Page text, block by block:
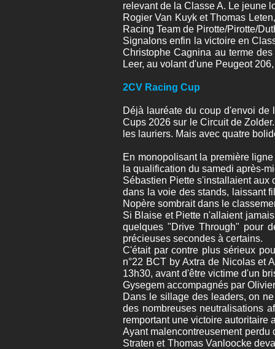
relevant de la Classe A. Le jeune
Rogier Van Kuyk et Thomas
Racing Team de Pirotte/Pirotte/
Signalons enfin la victoire en
Christophe Cagnina au terme
Leer, au volant d'une Peugeot
2CV Racing Cup
Déjà lauréate du coup d'envoi
Cups 2026 sur le Circuit de
les lauriers. Mais avec quatre
En monopolisant la première
la qualification du samedi après-
Sébastien Piette s'installaient aux
dans la voie des stands, laissant
Nopère sombrait dans le
Si Blaise et Piette n'allaient
quelques "Drive Through" pour
précieuses secondes à certains.
C'était par contre plus sérieux
n°22 BCT by Axtra de Nicolas et
13h30, avant d'être victime d'un
Gysegem accompagnés par
Dans le sillage des leaders, on
des nombreuses neutralisations
remportant une victoire autoritaire
Ayant malencontreusement perdu
Straten et Thomas Vanloocke